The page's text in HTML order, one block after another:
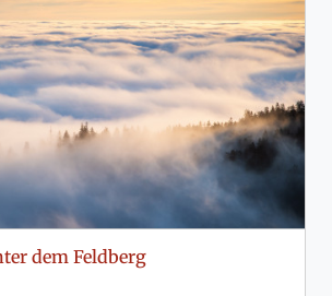
dem Feldberg